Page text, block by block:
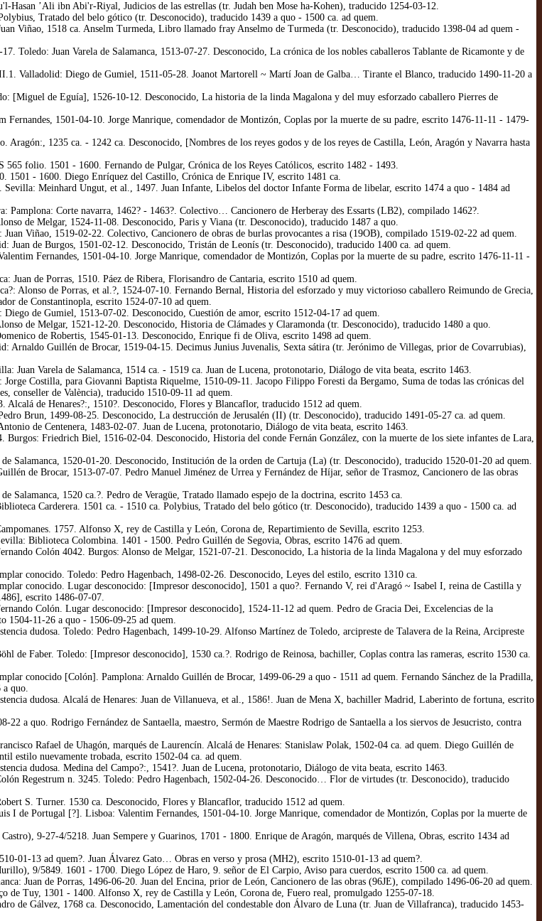
Hasan ’Ali ibn Abi'r-Riyal, Judicios de las estrellas (tr. Judah ben Mose ha-Kohen), traducido 1254-03-12.
Tratado del belo gótico (tr. Desconocido), traducido 1439 a quo - 1500 ca. ad quem.
Viñao, 1518 ca. Anselm Turmeda, Libro llamado fray Anselmo de Turmeda (tr. Desconocido), traducido 1398-04 ad quem -
Toledo: Juan Varela de Salamanca, 1513-07-27. Desconocido, La crónica de los nobles caballeros Tablante de Ricamonte y de
Valladolid: Diego de Gumiel, 1511-05-28. Joanot Martorell ~ Martí Joan de Galba… Tirante el Blanco, traducido 1490-11-20 a
[Miguel de Eguía], 1526-10-12. Desconocido, La historia de la linda Magalona y del muy esforzado caballero Pierres de
1501-04-10. Jorge Manrique, comendador de Montizón, Coplas por la muerte de su padre, escrito 1476-11-11 - 1479-
1235 ca. - 1242 ca. Desconocido, [Nombres de los reyes godos y de los reyes de Castilla, León, Aragón y Navarra hasta
folio. 1501 - 1600. Fernando de Pulgar, Crónica de los Reyes Católicos, escrito 1482 - 1493.
- 1600. Diego Enríquez del Castillo, Crónica de Enrique IV, escrito 1481 ca.
Meinhard Ungut, et al., 1497. Juan Infante, Libelos del doctor Infante Forma de libelar, escrito 1474 a quo - 1484 ad
Corte navarra, 1462? - 1463?. Colectivo… Cancionero de Herberay des Essarts (LB2), compilado 1462?.
de Melgar, 1524-11-08. Desconocido, Paris y Viana (tr. Desconocido), traducido 1487 a quo.
Viñao, 1519-02-22. Colectivo, Cancionero de obras de burlas provocantes a risa (19OB), compilado 1519-02-22 ad quem.
de Burgos, 1501-02-12. Desconocido, Tristán de Leonís (tr. Desconocido), traducido 1400 ca. ad quem.
Fernandes, 1501-04-10. Jorge Manrique, comendador de Montizón, Coplas por la muerte de su padre, escrito 1476-11-11 -
de Porras, 1510. Páez de Ribera, Florisandro de Cantaria, escrito 1510 ad quem.
Alonso de Porras, et al.?, 1524-07-10. Fernando Bernal, Historia del esforzado y muy victorioso caballero Reimundo de Grecia,
de Constantinopla, escrito 1524-07-10 ad quem.
de Gumiel, 1513-07-02. Desconocido, Cuestión de amor, escrito 1512-04-17 ad quem.
de Melgar, 1521-12-20. Desconocido, Historia de Clámades y Claramonda (tr. Desconocido), traducido 1480 a quo.
de Robertis, 1545-01-13. Desconocido, Enrique fi de Oliva, escrito 1498 ad quem.
Guillén de Brocar, 1519-04-15. Decimus Junius Juvenalis, Sexta sátira (tr. Jerónimo de Villegas, prior de Covarrubias),
Varela de Salamanca, 1514 ca. - 1519 ca. Juan de Lucena, protonotario, Diálogo de vita beata, escrito 1463.
Costilla, para Giovanni Baptista Riquelme, 1510-09-11. Jacopo Filippo Foresti da Bergamo, Suma de todas las crónicas del
conseller de València), traducido 1510-09-11 ad quem.
de Henares?:, 1510?. Desconocido, Flores y Blancaflor, traducido 1512 ad quem.
Brun, 1499-08-25. Desconocido, La destrucción de Jerusalén (II) (tr. Desconocido), traducido 1491-05-27 ca. ad quem.
de Centenera, 1483-02-07. Juan de Lucena, protonotario, Diálogo de vita beata, escrito 1463.
Friedrich Biel, 1516-02-04. Desconocido, Historia del conde Fernán González, con la muerte de los siete infantes de Lara,
Salamanca, 1520-01-20. Desconocido, Institución de la orden de Cartuja (La) (tr. Desconocido), traducido 1520-01-20 ad quem.
de Brocar, 1513-07-07. Pedro Manuel Jiménez de Urrea y Fernández de Híjar, señor de Trasmoz, Cancionero de las obras
1520 ca.?. Pedro de Veragüe, Tratado llamado espejo de la doctrina, escrito 1453 ca.
Carderera. 1501 ca. - 1510 ca. Polybius, Tratado del belo gótico (tr. Desconocido), traducido 1439 a quo - 1500 ca. ad
1757. Alfonso X, rey de Castilla y León, Corona de, Repartimiento de Sevilla, escrito 1253.
Biblioteca Colombina. 1401 - 1500. Pedro Guillén de Segovia, Obras, escrito 1476 ad quem.
Colón 4042. Burgos: Alonso de Melgar, 1521-07-21. Desconocido, La historia de la linda Magalona y del muy esforzado
conocido. Toledo: Pedro Hagenbach, 1498-02-26. Desconocido, Leyes del estilo, escrito 1310 ca.
conocido. Lugar desconocido: [Impresor desconocido], 1501 a quo?. Fernando V, rei d'Aragó ~ Isabel I, reina de Castilla y
escrito 1486-07-07.
Colón. Lugar desconocido: [Impresor desconocido], 1524-11-12 ad quem. Pedro de Gracia Dei, Excelencias de la
1504-11-26 a quo - 1506-09-25 ad quem.
dudosa. Toledo: Pedro Hagenbach, 1499-10-29. Alfonso Martínez de Toledo, arcipreste de Talavera de la Reina, Arcipreste
de Faber. Toledo: [Impresor desconocido], 1530 ca.?. Rodrigo de Reinosa, bachiller, Coplas contra las rameras, escrito 1530 ca.
conocido [Colón]. Pamplona: Arnaldo Guillén de Brocar, 1499-06-29 a quo - 1511 ad quem. Fernando Sánchez de la Pradilla,
a quo.
dudosa. Alcalá de Henares: Juan de Villanueva, et al., 1586!. Juan de Mena X, bachiller Madrid, Laberinto de fortuna, escrito
a quo. Rodrigo Fernández de Santaella, maestro, Sermón de Maestre Rodrigo de Santaella a los siervos de Jesucristo, contra
Rafael de Uhagón, marqués de Laurencín. Alcalá de Henares: Stanislaw Polak, 1502-04 ca. ad quem. Diego Guillén de
estilo nuevamente trobada, escrito 1502-04 ca. ad quem.
dudosa. Medina del Campo?:, 1541?. Juan de Lucena, protonotario, Diálogo de vita beata, escrito 1463.
Regestrum n. 3245. Toledo: Pedro Hagenbach, 1502-04-26. Desconocido… Flor de virtudes (tr. Desconocido), traducido
S. Turner. 1530 ca. Desconocido, Flores y Blancaflor, traducido 1512 ad quem.
I de Portugal [?]. Lisboa: Valentim Fernandes, 1501-04-10. Jorge Manrique, comendador de Montizón, Coplas por la muerte de
9-27-4/5218. Juan Sempere y Guarinos, 1701 - 1800. Enrique de Aragón, marqués de Villena, Obras, escrito 1434 ad
01-13 ad quem?. Juan Álvarez Gato… Obras en verso y prosa (MH2), escrito 1510-01-13 ad quem?.
9/5849. 1601 - 1700. Diego López de Haro, 9. señor de El Carpio, Aviso para cuerdos, escrito 1500 ca. ad quem.
Juan de Porras, 1496-06-20. Juan del Encina, prior de León, Cancionero de las obras (96JE), compilado 1496-06-20 ad quem.
de Tuy, 1301 - 1400. Alfonso X, rey de Castilla y León, Corona de, Fuero real, promulgado 1255-07-18.
de Gálvez, 1768 ca. Desconocido, Lamentación del condestable don Álvaro de Luna (tr. Juan de Villafranca), traducido 1453-